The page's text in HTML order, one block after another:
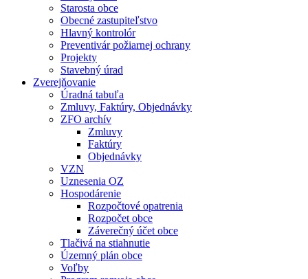
Starosta obce
Obecné zastupiteľstvo
Hlavný kontrolór
Preventivár požiarnej ochrany
Projekty
Stavebný úrad
Zverejňovanie
Úradná tabuľa
Zmluvy, Faktúry, Objednávky
ZFO archív
Zmluvy
Faktúry
Objednávky
VZN
Uznesenia OZ
Hospodárenie
Rozpočtové opatrenia
Rozpočet obce
Záverečný účet obce
Tlačivá na stiahnutie
Územný plán obce
Voľby